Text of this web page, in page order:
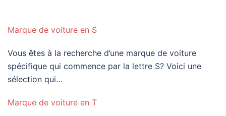
Marque de voiture en S
Vous êtes à la recherche d’une marque de voiture
spécifique qui commence par la lettre S? Voici une
sélection qui…
Marque de voiture en T